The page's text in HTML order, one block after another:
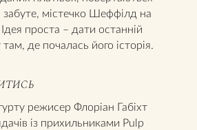
забуте, містечко Шеффілд на
Ідея проста – дати останній
де почалась його історія.
режисер Флоріан Габіхт
із прихильниками Pulp